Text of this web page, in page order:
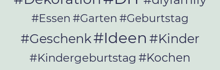
#Essen #Garten #Geburtstag
#Geschenk#Ideen #Kinder
#Kindergeburtstag #Kochen